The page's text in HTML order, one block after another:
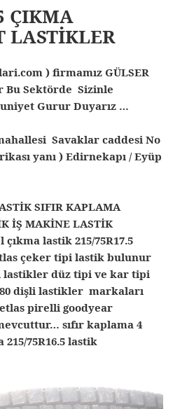
ÇIKMA
LASTİKLER
) firmamız GÜLSER
Bu Sektörde Sizinle
Gurur Duyarız …
Savaklar caddesi No
yanı ) Edirnekapı / Eyüp
SIFIR KAPLAMA
İŞ MAKİNE LASTİK
lastik 215/75R17.5
çeker tipi lastik bulunur
lastikler düz tipi ve kar tipi
dişli lastikler markaları
pirelli goodyear
sıfır kaplama 4
75R16.5 lastik